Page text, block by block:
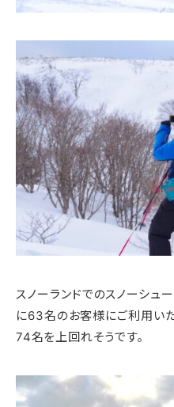
スノーランドでのスノーシュ
に63名のお客様にご利用い
74名を上回れそうです。